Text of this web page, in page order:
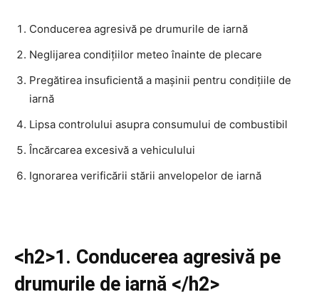
Conducerea agresivă pe drumurile de iarnă
Neglijarea condițiilor meteo înainte de plecare
Pregătirea insuficientă a mașinii pentru condițiile de
iarnă
Lipsa controlului asupra consumului de combustibil
Încărcarea excesivă a vehiculului
Ignorarea verificării stării anvelopelor de iarnă
<h2>1. Conducerea agresivă pe
drumurile de iarnă </h2>